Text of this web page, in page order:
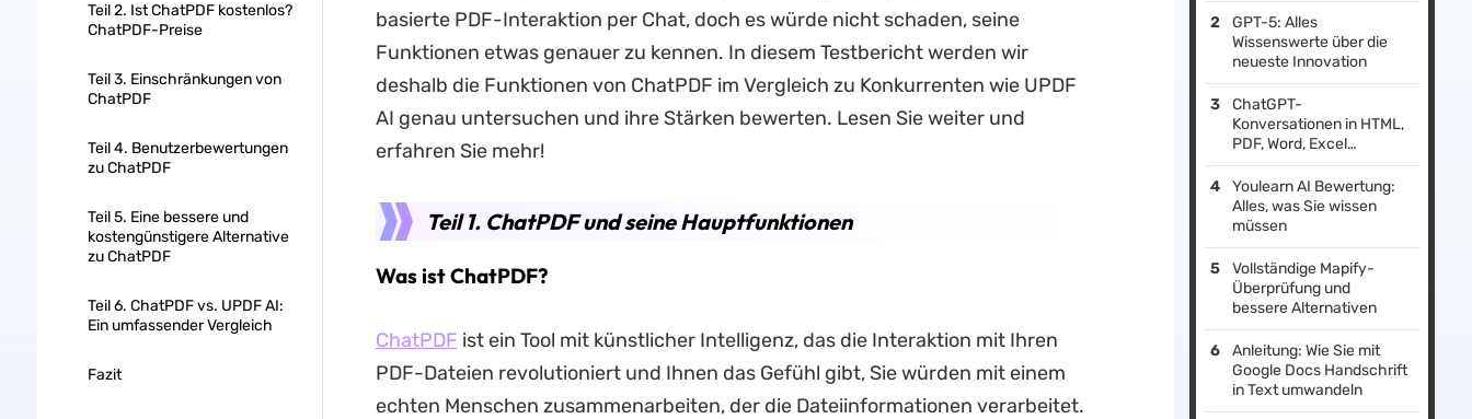
Teil 2. Ist ChatPDF kostenlos?
ChatPDF-Preise
Teil 3. Einschränkungen von
ChatPDF
Teil 4. Benutzerbewertungen
zu ChatPDF
Teil 5. Eine bessere und
kostengünstigere Alternative
zu ChatPDF
Teil 6. ChatPDF vs. UPDF AI:
Ein umfassender Vergleich
Fazit
basierte PDF-Interaktion per Chat, doch es würde nicht schaden, seine
Funktionen etwas genauer zu kennen. In diesem Testbericht werden wir
deshalb die Funktionen von ChatPDF im Vergleich zu Konkurrenten wie UPDF
AI genau untersuchen und ihre Stärken bewerten. Lesen Sie weiter und
erfahren Sie mehr!
Teil 1. ChatPDF und seine Hauptfunktionen
Was ist ChatPDF?
ChatPDF ist ein Tool mit künstlicher Intelligenz, das die Interaktion mit Ihren
PDF-Dateien revolutioniert und Ihnen das Gefühl gibt, Sie würden mit einem
echten Menschen zusammenarbeiten, der die Dateiinformationen verarbeitet.
GPT-5: Alles
Wissenswerte über die
neueste Innovation
ChatGPT-
Konversationen in HTML,
PDF, Word, Excel
exportieren
Youlearn AI Bewertung:
Alles, was Sie wissen
müssen
Vollständige Mapify-
Überprüfung und
bessere Alternativen
Anleitung: Wie Sie mit
Google Docs Handschrift
in Text umwandeln